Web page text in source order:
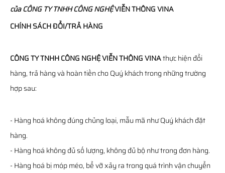
củaCÔNG TY TNHH CÔNG NGHỆVIỄN THÔNGVINA
CHÍNH SÁCH ĐỔI/TRẢ HÀNG
CÔNG TY TNHH CÔNG NGHỆ VIỄN THÔNG VINAthực hiện đổi
hàng, trả hàng và hoàn tiền cho Quý khách trong những trường
hợp sau:
- Hàng hoá không đúng chủng loại, mẫu mã như Quý khách đặt
hàng.
- Hàng hoá không đủ số lượng, không đủ bộ như trong đơn hàng.
- Hàng hoá bị móp méo, bể vỡ xảy ra trong quá trình vận chuyển